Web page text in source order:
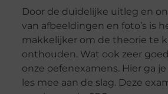
Door de duidelijke uitleg en
van afbeeldingen en foto’s is
makkelijker om de theorie te
onthouden. Wat ook zeer
onze oefenexamens. Hier ga
les mee aan de slag. Deze